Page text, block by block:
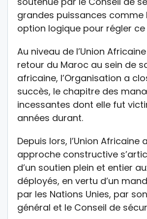
grandes puissances comme
option logique pour régler
Au niveau de l’Union
retour du Maroc au sein de
africaine, l’Organisation a
succès, le chapitre des
incessantes dont elle fut
années durant.
Depuis lors, l’Union Africaine
approche constructive
d’un soutien plein et entier
déployés, en vertu d’un
par les Nations Unies, par
général et le Conseil de